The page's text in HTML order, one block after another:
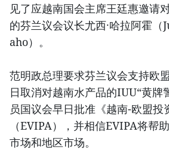
见了应越南国会主席王廷惠邀请
的芬兰议会议长尤西·哈拉阿霍（
aho）。
范明政总理要求芬兰议会支持欧
日取消对越南水产品的IUU“黄牌
员国议会早日批准《越南-欧盟投
（EVIPA），并相信EVIPA将帮
市场和地区市场。